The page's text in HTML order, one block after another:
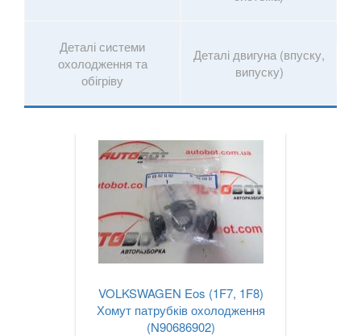
Деталі системи
охолодження та
обігріву
Деталі двигуна (впуску,
випуску)
VOLKSWAGEN Eos (1F7, 1F8)
Хомут патрубків охолодження
(N90686902)